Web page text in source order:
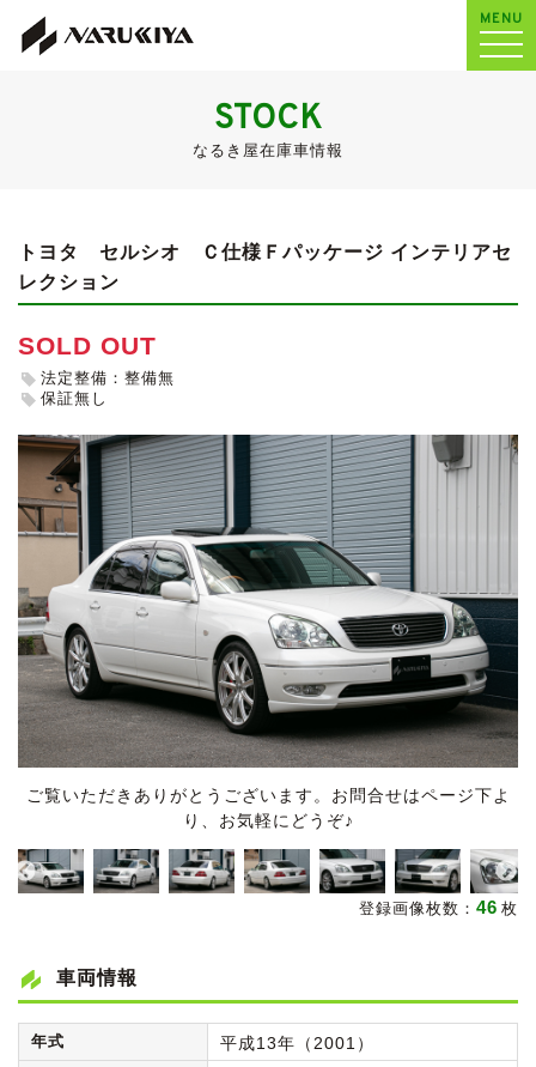
MENU
STOCK
なるき屋在庫車情報
トヨタ セルシオ
Ｃ仕様Ｆパッケージ インテリアセ
レクション
SOLD OUT
法定整備：整備無
保証無し
ご覧いただきありがとうございます。お問合せはページ下よ
り、お気軽にどうぞ♪
登録画像枚数： 46 枚
車両情報
年式 平成13年（2001）